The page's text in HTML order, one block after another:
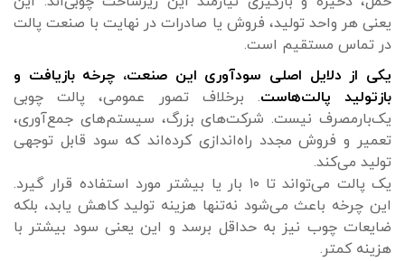
یعنی هر واحد تولید، فروش یا صادرات در نهایت با صنعت پالت
در تماس مستقیم است.
یکی از دلایل اصلی سودآوری این صنعت، چرخه بازیافت و
بازتولید پالت‌هاست. برخلاف تصور عمومی، پالت چوبی
یک‌بارمصرف نیست. شرکت‌های بزرگ، سیستم‌های جمع‌آوری،
تعمیر و فروش مجدد راه‌اندازی کرده‌اند که سود قابل توجهی
تولید می‌کند.
یک پالت می‌تواند تا ۱۰ بار یا بیشتر مورد استفاده قرار گیرد.
این چرخه باعث می‌شود نه‌تنها هزینه تولید کاهش یابد، بلکه
ضایعات چوب نیز به حداقل برسد و این یعنی سود بیشتر با
هزینه کمتر.